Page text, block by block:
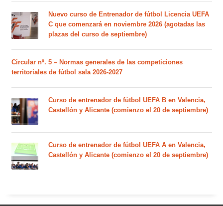
Nuevo curso de Entrenador de fútbol Licencia UEFA
C que comenzará en noviembre 2026 (agotadas las
plazas del curso de septiembre)
Circular nº. 5 – Normas generales de las competiciones
territoriales de fútbol sala 2026-2027
Curso de entrenador de fútbol UEFA B en Valencia,
Castellón y Alicante (comienzo el 20 de septiembre)
Curso de entrenador de fútbol UEFA A en Valencia,
Castellón y Alicante (comienzo el 20 de septiembre)